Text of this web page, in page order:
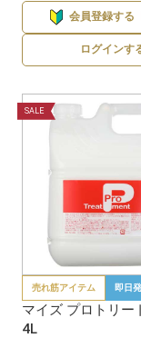
会員登録する
ログインす
SALE
売れ筋アイテム 即日
マイズ プロトリー
4L